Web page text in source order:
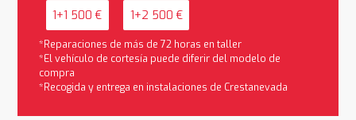
1+1 500 € 1+2 500 €
*Reparaciones de más de 72 horas en taller
*El vehículo de cortesía puede diferir del modelo de
compra
*Recogida y entrega en instalaciones de Crestanevada